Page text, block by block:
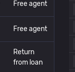
Free agent
Free agent
Return
from loan